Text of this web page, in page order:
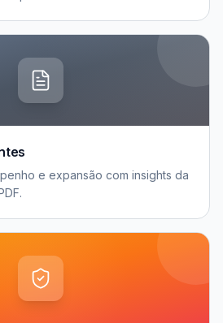
e expansão com insights da